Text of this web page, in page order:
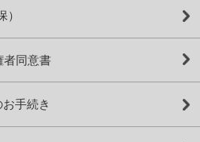
）
者同意書
手続き